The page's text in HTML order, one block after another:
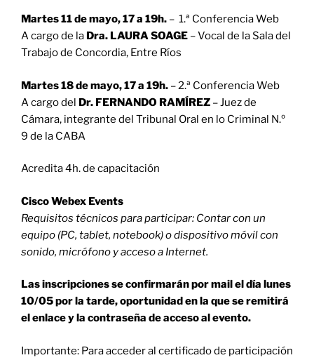
Martes 11 de mayo, 17 a 19h. – 1.ª Conferencia Web
A cargo de la Dra. LAURA SOAGE – Vocal de la Sala del
Trabajo de Concordia, Entre Ríos
Martes 18 de mayo, 17 a 19h. – 2.ª Conferencia Web
A cargo del Dr. FERNANDO RAMÍREZ – Juez de
Cámara, integrante del Tribunal Oral en lo Criminal N.º
9 de la CABA
Acredita 4h. de capacitación
Cisco Webex Events
Requisitos técnicos para participar: Contar con un
equipo (PC, tablet, notebook) o dispositivo móvil con
sonido, micrófono y acceso a Internet.
Las inscripciones se confirmarán por mail el día lunes
10/05 por la tarde, oportunidad en la que se remitirá
el enlace y la contraseña de acceso al evento.
Importante: Para acceder al certificado de participación